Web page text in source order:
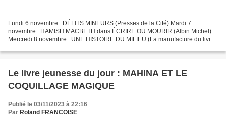
Lundi 6 novembre : DÉLITS MINEURS (Presses de la Cité) Mardi 7
novembre : HAMISH MACBETH dans ÉCRIRE OU MOURIR (Albin Michel)
Mercredi 8 novembre : UNE HISTOIRE DU MILIEU (La manufacture du livre)
Le livre jeunesse du jour : MAHINA ET LE
COQUILLAGE MAGIQUE
Publié le 03/11/2023 à 22:16
Par Roland FRANCOISE